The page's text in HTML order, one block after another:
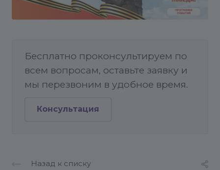
Бесплатно проконсультируем по
всем вопросам, оставьте заявку и
мы перезвоним в удобное время.
Консультация
Назад к списку